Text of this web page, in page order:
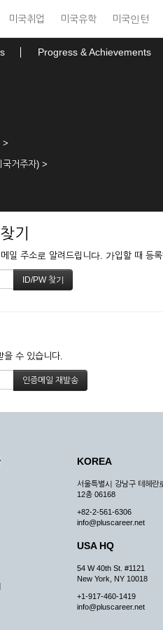
미국취업 미국유학 미국인턴
Progress & Achievements
>
거주자) >
기
일 주소로 알려드립니다. 가입할 때
을 수 있습니다.
KOREA
서울특별시 강남구 테헤란
12층 06168
+82-2-561-6306
info@pluscareer.net
USA HQ
54 W 40th St. #1121
New York, NY 10018
+1-917-460-1419
info@pluscareer.net